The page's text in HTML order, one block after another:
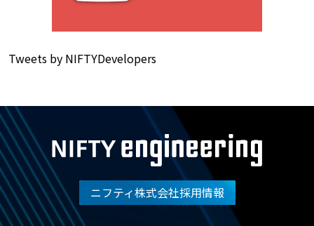
Tweets by NIFTYDevelopers
ニフティ株式会社採用情報